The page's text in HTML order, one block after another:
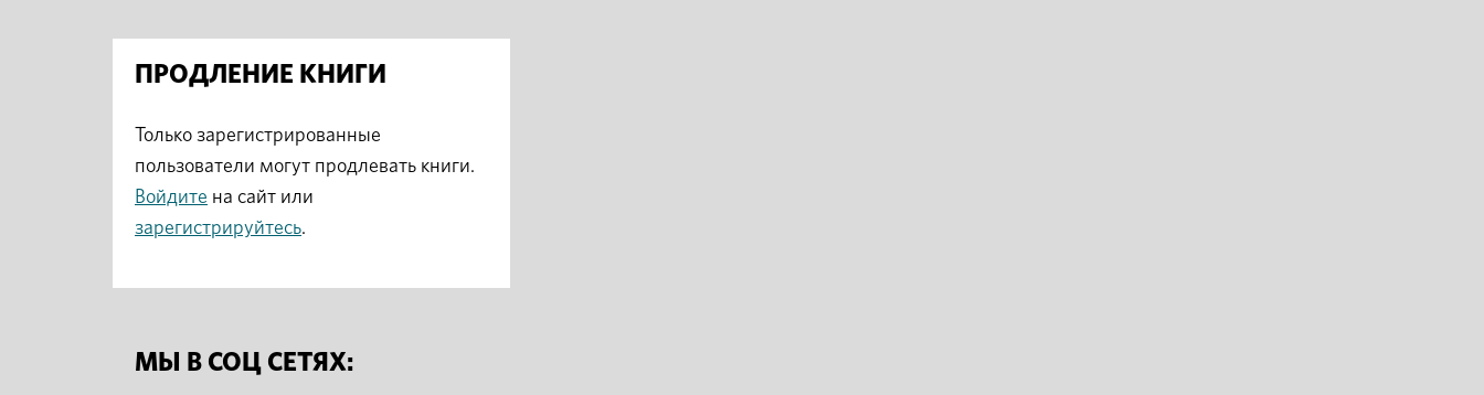
ПРОДЛЕНИЕ КНИГИ
Только зарегистрированные
пользователи могут продлевать книги.
Войдите на сайт или
зарегистрируйтесь.
МЫ В СОЦ СЕТЯХ: